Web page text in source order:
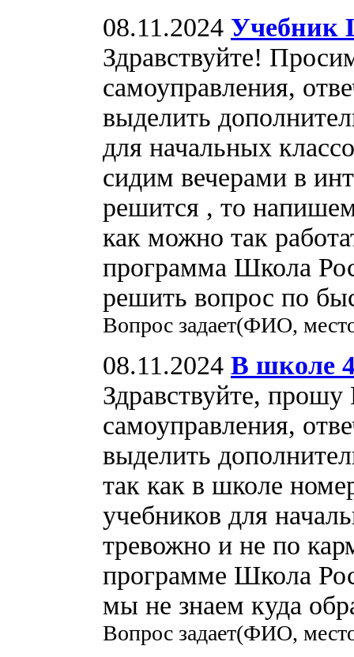
08.11.2024 Учебник
Здравствуйте!
самоуправления,
выделить
для начальных
сидим вечерами в
решится , то
как можно так
программа Школа
решить вопрос по
Вопрос задает(ФИО,
08.11.2024 В школе
Здравствуйте,
самоуправления,
выделить
так как в школе
учебников для
тревожно и не по
программе Школа
мы не знаем куда
Вопрос задает(ФИО,